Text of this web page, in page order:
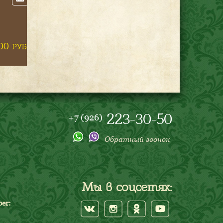
РУБ. 850
+7 (926) 223-30-50
Обратный звонок
Мы в соцсетях: